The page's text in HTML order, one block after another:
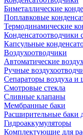
Биметаллические
Поплавковые
Термодинамические
Конденсатоотводчики
Капсульные
Воздухоотводчики
Автоматические
Ручные
Сепараторы воздуха и
Смотровые стекла
Сливные клапаны
Мембранные баки
Расширительные баки
Гидроаккумуляторы
Комплектующие для